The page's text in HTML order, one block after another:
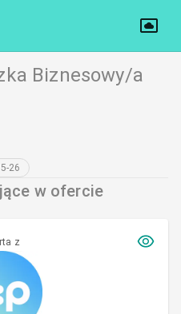
Biznesowy/a
26
w ofercie
z